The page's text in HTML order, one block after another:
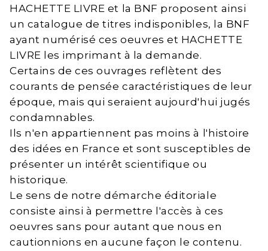
HACHETTE LIVRE et la BNF proposent ainsi
un catalogue de titres indisponibles, la BNF
ayant numérisé ces oeuvres et HACHETTE
LIVRE les imprimant à la demande.
Certains de ces ouvrages reflètent des
courants de pensée caractéristiques de leur
époque, mais qui seraient aujourd'hui jugés
condamnables.
Ils n'en appartiennent pas moins à l'histoire
des idées en France et sont susceptibles de
présenter un intérêt scientifique ou
historique.
Le sens de notre démarche éditoriale
consiste ainsi à permettre l'accès à ces
oeuvres sans pour autant que nous en
cautionnions en aucune façon le contenu.